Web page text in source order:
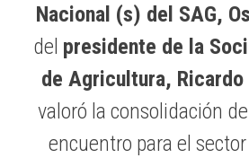
Nacional (s) del SAG,
del presidente de la
de Agricultura,
valoró la consolidación
encuentro para el